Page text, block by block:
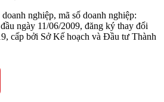
nghiệp, mã số doanh nghiệp:
ngày 11/06/2009, đăng ký thay đổi
cấp bởi Sở Kế hoạch và Đầu tư Thành